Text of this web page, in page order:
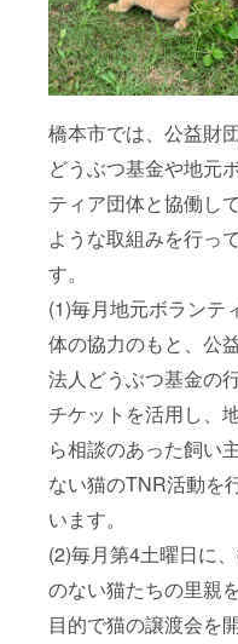
橋本市では、公益財
どうぶつ基金や地元
ティア団体と協働し
ような取組みを行っ
す。
(1)毎月地元ボランテ
体の協力のもと、公
法人どうぶつ基金の
チケットを活用し、
ら相談のあった飼い
ない猫のTNR活動を
います。
(2)毎月第4土曜日に
のない猫たちの里親
目的で猫の譲渡会を